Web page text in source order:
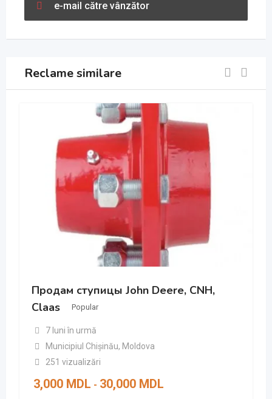
e-mail către vânzător
Reclame similare
Продам ступицы John Deere, CNH,
Claas
Popular
7 luni în urmă
Municipiul Chișinău, Moldova
251 vizualizări
3,000 MDL - 30,000 MDL